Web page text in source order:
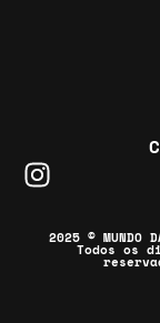
2025 © MUNDO
Todos os